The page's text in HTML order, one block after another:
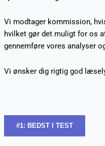
Vi modtager kommission,
hvilket gør det muligt for os
gennemføre vores analyser
Vi ønsker dig rigtig god
#1: BEDST I TEST